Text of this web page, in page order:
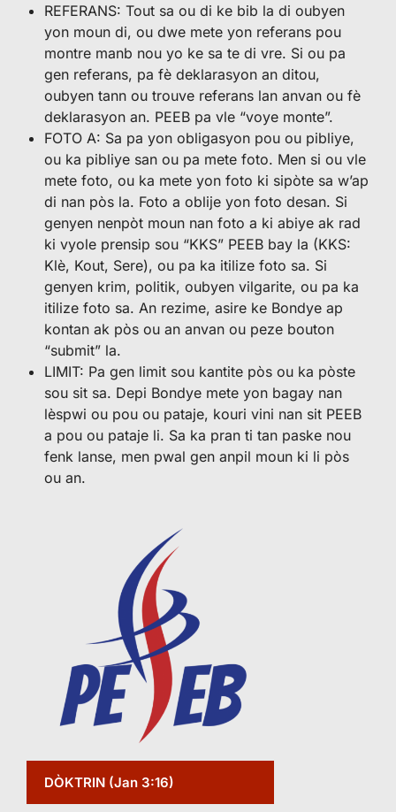
REFERANS: Tout sa ou di ke bib la di oubyen
yon moun di, ou dwe mete yon referans pou
montre manb nou yo ke sa te di vre. Si ou pa
gen referans, pa fè deklarasyon an ditou,
oubyen tann ou trouve referans lan anvan ou fè
deklarasyon an. PEEB pa vle “voye monte”.
FOTO A: Sa pa yon obligasyon pou ou pibliye,
ou ka pibliye san ou pa mete foto. Men si ou vle
mete foto, ou ka mete yon foto ki sipòte sa w’ap
di nan pòs la. Foto a oblije yon foto desan. Si
genyen nenpòt moun nan foto a ki abiye ak rad
ki vyole prensip sou “KKS” PEEB bay la (KKS:
Klè, Kout, Sere), ou pa ka itilize foto sa. Si
genyen krim, politik, oubyen vilgarite, ou pa ka
itilize foto sa. An rezime, asire ke Bondye ap
kontan ak pòs ou an anvan ou peze bouton
“submit” la.
LIMIT: Pa gen limit sou kantite pòs ou ka pòste
sou sit sa. Depi Bondye mete yon bagay nan
lèspwi ou pou ou pataje, kouri vini nan sit PEEB
a pou ou pataje li. Sa ka pran ti tan paske nou
fenk lanse, men pwal gen anpil moun ki li pòs
ou an.
DÒKTRIN (Jan 3:16)